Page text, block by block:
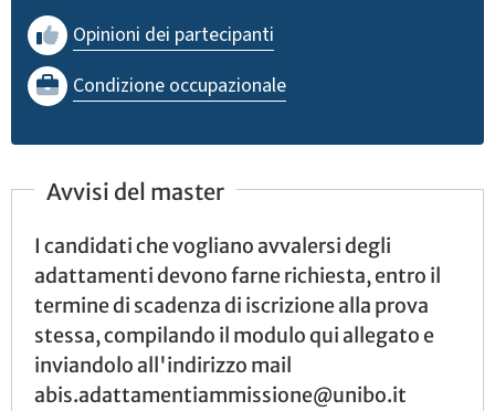
Opinioni dei partecipanti
Condizione occupazionale
Avvisi del master
I candidati che vogliano avvalersi degli
adattamenti devono farne richiesta, entro il
termine di scadenza di iscrizione alla prova
stessa, compilando il modulo qui allegato e
inviandolo all'indirizzo mail
abis.adattamentiammissione@unibo.it